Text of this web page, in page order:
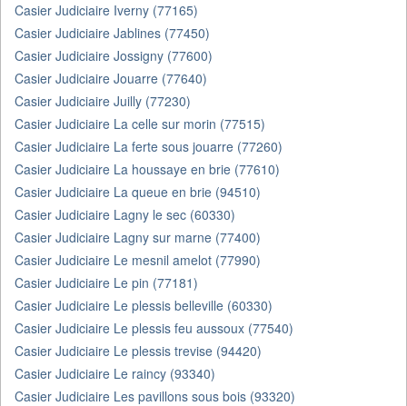
Casier Judiciaire Iverny (77165)
Casier Judiciaire Jablines (77450)
Casier Judiciaire Jossigny (77600)
Casier Judiciaire Jouarre (77640)
Casier Judiciaire Juilly (77230)
Casier Judiciaire La celle sur morin (77515)
Casier Judiciaire La ferte sous jouarre (77260)
Casier Judiciaire La houssaye en brie (77610)
Casier Judiciaire La queue en brie (94510)
Casier Judiciaire Lagny le sec (60330)
Casier Judiciaire Lagny sur marne (77400)
Casier Judiciaire Le mesnil amelot (77990)
Casier Judiciaire Le pin (77181)
Casier Judiciaire Le plessis belleville (60330)
Casier Judiciaire Le plessis feu aussoux (77540)
Casier Judiciaire Le plessis trevise (94420)
Casier Judiciaire Le raincy (93340)
Casier Judiciaire Les pavillons sous bois (93320)